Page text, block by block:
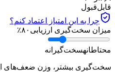
قابل‌قبول
چرا به این امتیاز اعتماد کنم؟
میزان سخت‌گیری ارزیابی ۸۰٪
محتاطانهسخت‌گیرانه
سخت‌گیری بیشتر، وزن ضعف‌های